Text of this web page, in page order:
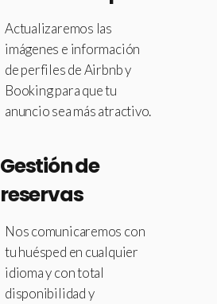
Actualizaremos las
imágenes e información
de perfiles de Airbnb y
Booking para que tu
anuncio sea más atractivo.
Gestión de
reservas
Nos comunicaremos con
tu huésped en cualquier
idioma y con total
disponibilidad y